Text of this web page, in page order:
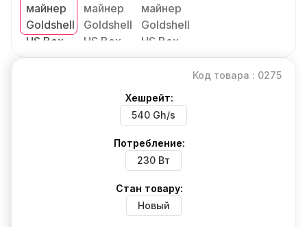
Код товара : 0275
Хешрейт:
540 Gh/s
Потребление:
230 Вт
Стан товару:
Новый